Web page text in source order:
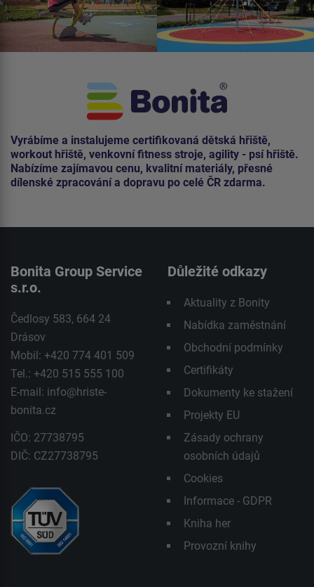
Vyrábíme a instalujeme certifikovaná dětská hřiště,
workout hřiště, venkovní fitness stroje, agility - psí hřiště.
Nabízíme zajímavou cenu, kvalitní materiály, přesné
dílenské zpracování a dopravu po celé ČR zdarma.
Bonita Group Service
s.r.o.
Čedlosy 583, 664 24
Drásov
Mobil: +420 774 401 509
Tel.: +420 515 555 100
E-mail: info@hriste-
bonita.cz
IČO: 27738795
DIČ: CZ27738795
Důležité odkazy
Aktuality z Bonity
Nabídka zaměstnání
Obchodní podmínky
Certifikáty
Dokumenty ke stažení
Projekty EU
Zásady ochrany
osobních údajů
Cookies
Informace - GDPR
Kniha her
Provozní knihy